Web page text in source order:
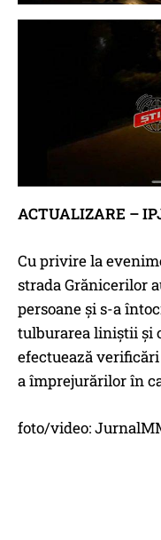
ACTUALIZARE –
Cu privire la
strada Grănicerilor
persoane și s-a
tulburarea liniștii și
efectuează
a împrejurărilor în
foto/video: